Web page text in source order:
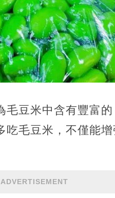
豆米中含有豐富
毛豆米，不僅能
ADVERTISEMENT